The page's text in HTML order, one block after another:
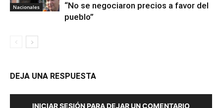
Nacionales
“No se negociaron precios a favor del
pueblo”
DEJA UNA RESPUESTA
INICIAR SESIÓN PARA DEJAR UN COMENTARIO